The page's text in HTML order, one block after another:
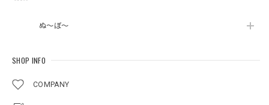
ぬ～ぼ～
SHOP INFO
COMPANY